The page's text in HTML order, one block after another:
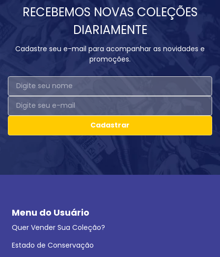
RECEBEMOS NOVAS COLEÇÕES
DIARIAMENTE
Cadastre seu e-mail para acompanhar as novidades e
promoções.
Cadastrar
Menu do Usuário
Quer Vender Sua Coleção?
Estado de Conservação